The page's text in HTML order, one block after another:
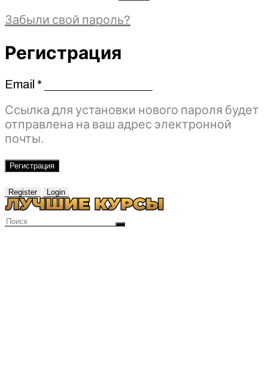
Забыли свой пароль?
Регистрация
Email *Обязательно
Ссылка для установки нового пароля будет
отправлена ​​на ваш адрес электронной
почты.
Регистрация
Register Login